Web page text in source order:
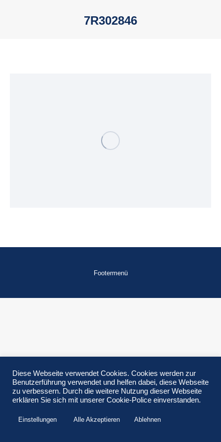
7R302846
Footermenü
Diese Webseite verwendet Cookies. Cookies werden zur
Benutzerführung verwendet und helfen dabei, diese Webseite
zu verbessern. Durch die weitere Nutzung dieser Webseite
erklären Sie sich mit unserer Cookie-Police einverstanden.
Einstellungen Alle Akzeptieren Ablehnen